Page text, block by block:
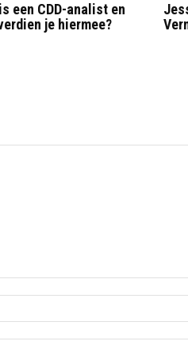
een CDD-analist en
je hiermee?